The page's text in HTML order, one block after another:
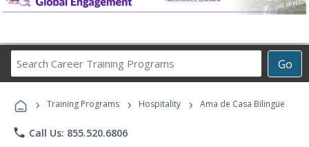
Go
Career
Programs
› Training Programs › Hospitality › Ama de Casa Bilingüe
phone Call Us: 855.520.6806